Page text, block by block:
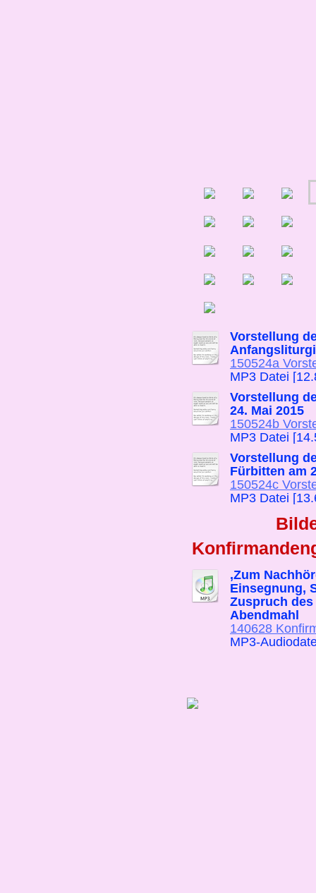
Vorstellung
150524a
MP3 Datei
Vorstellung
24. Mai 2015
150524b
MP3 Datei
Vorstellung
Fürbitten am
150524c
MP3 Datei
,Zum
Einsegnung,
Zuspruch
Abendmahl
140628
MP3-